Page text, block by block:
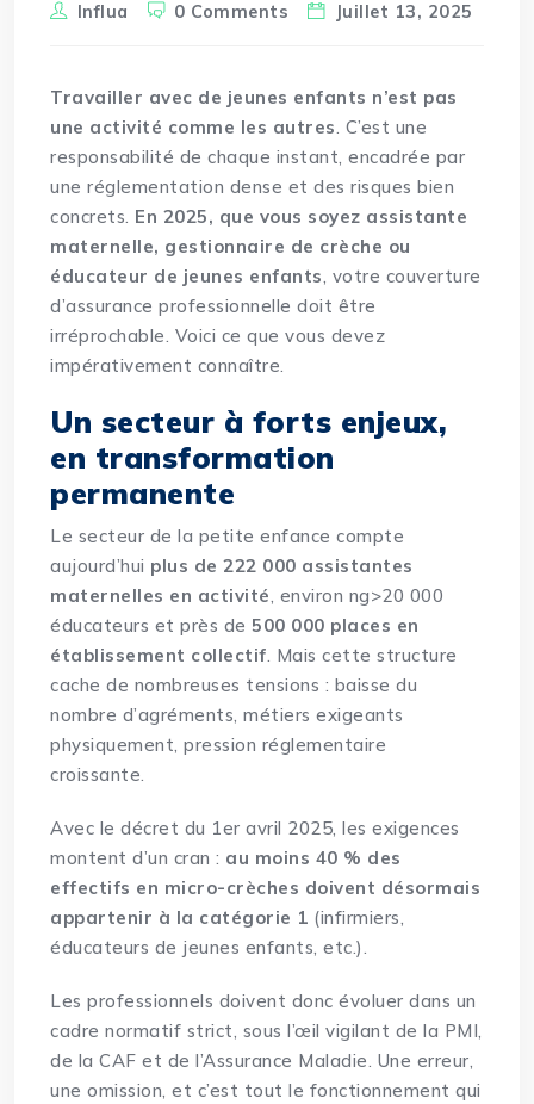
Influa 0 Comments Juillet 13, 2025
Travailler avec de jeunes enfants n’est pas
une activité comme les autres. C’est une
responsabilité de chaque instant, encadrée par
une réglementation dense et des risques bien
concrets. En 2025, que vous soyez assistante
maternelle, gestionnaire de crèche ou
éducateur de jeunes enfants, votre couverture
d’assurance professionnelle doit être
irréprochable. Voici ce que vous devez
impérativement connaître.
Un secteur à forts enjeux,
en transformation
permanente
Le secteur de la petite enfance compte
aujourd’hui plus de 222 000 assistantes
maternelles en activité, environ ng>20 000
éducateurs et près de 500 000 places en
établissement collectif. Mais cette structure
cache de nombreuses tensions : baisse du
nombre d’agréments, métiers exigeants
physiquement, pression réglementaire
croissante.
Avec le décret du 1er avril 2025, les exigences
montent d’un cran : au moins 40 % des
effectifs en micro-crèches doivent désormais
appartenir à la catégorie 1 (infirmiers,
éducateurs de jeunes enfants, etc.).
Les professionnels doivent donc évoluer dans un
cadre normatif strict, sous l’œil vigilant de la PMI,
de la CAF et de l’Assurance Maladie. Une erreur,
une omission, et c’est tout le fonctionnement qui